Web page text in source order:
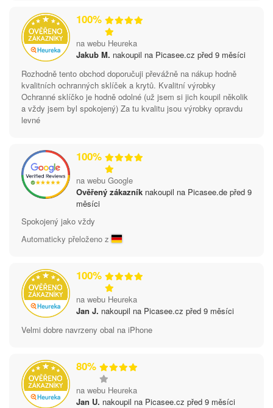
100%
na webu Heureka
Jakub M. nakoupil na Picasee.cz před 9 měsíci
Rozhodně tento obchod doporučuji převážně na nákup hodně
kvalitních ochranných sklíček a krytů. Kvalitní výrobky
Ochranné sklíčko je hodně odolné (už jsem si jich koupil několik
a vždy jsem byl spokojený) Za tu kvalitu jsou výrobky opravdu
levné
100%
na webu Google
Ověřený zákazník nakoupil na Picasee.de před 9
měsíci
Spokojený jako vždy
Automaticky přeloženo z
100%
na webu Heureka
Jan J. nakoupil na Picasee.cz před 9 měsíci
Velmi dobre navrzeny obal na iPhone
80%
na webu Heureka
Jan U. nakoupil na Picasee.cz před 9 měsíci